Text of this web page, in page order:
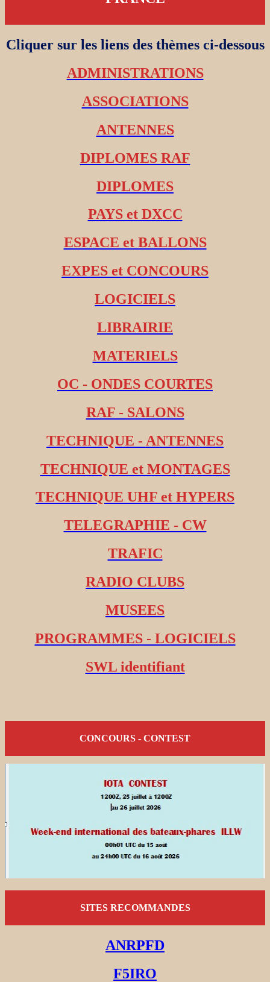
Cliquer sur les liens des thèmes ci-dessous
ADMINISTRATIONS
ASSOCIATIONS
ANTENNES
DIPLOMES RAF
DIPLOMES
PAYS et DXCC
ESPACE et BALLONS
EXPES et CONCOURS
LOGICIELS
LIBRAIRIE
MATERIELS
OC - ONDES COURTES
RAF - SALONS
TECHNIQUE - ANTENNES
TECHNIQUE et MONTAGES
TECHNIQUE UHF et HYPERS
TELEGRAPHIE - CW
TRAFIC
RADIO CLUBS
MUSEES
PROGRAMMES - LOGICIELS
SWL identifiant
CONCOURS - CONTEST
SITES RECOMMANDES
ANRPFD
F5IRO